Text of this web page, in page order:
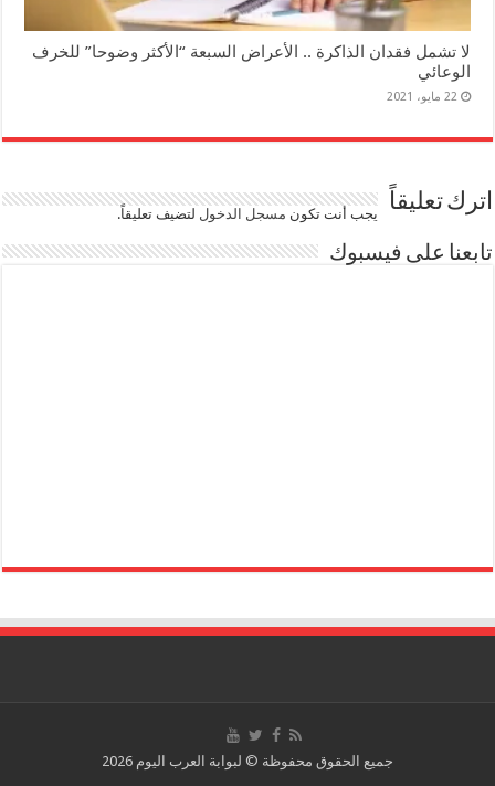
لا تشمل فقدان الذاكرة .. الأعراض السبعة “الأكثر وضوحا” للخرف
الوعائي
22 مايو، 2021
اترك تعليقاً يجب أنت تكون مسجل الدخوللتضيف تعليقاً.
تابعنا على فيسبوك
جميع الحقوق محفوظة © لبوابة العرب اليوم 2026